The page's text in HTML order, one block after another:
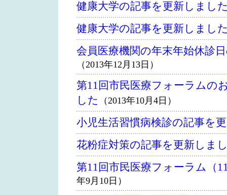
健康大学の記事を更新しまし
健康大学の記事を更新しまし
会員医療機関の年末年始休診
（2013年12月13日）
第11回市民医療フォーラムの
した
（2013年10月4日）
小児生活習慣病検診の記事を
花粉症対策の記事を更新しま
第11回市民医療フォーラム（
年9月10日）